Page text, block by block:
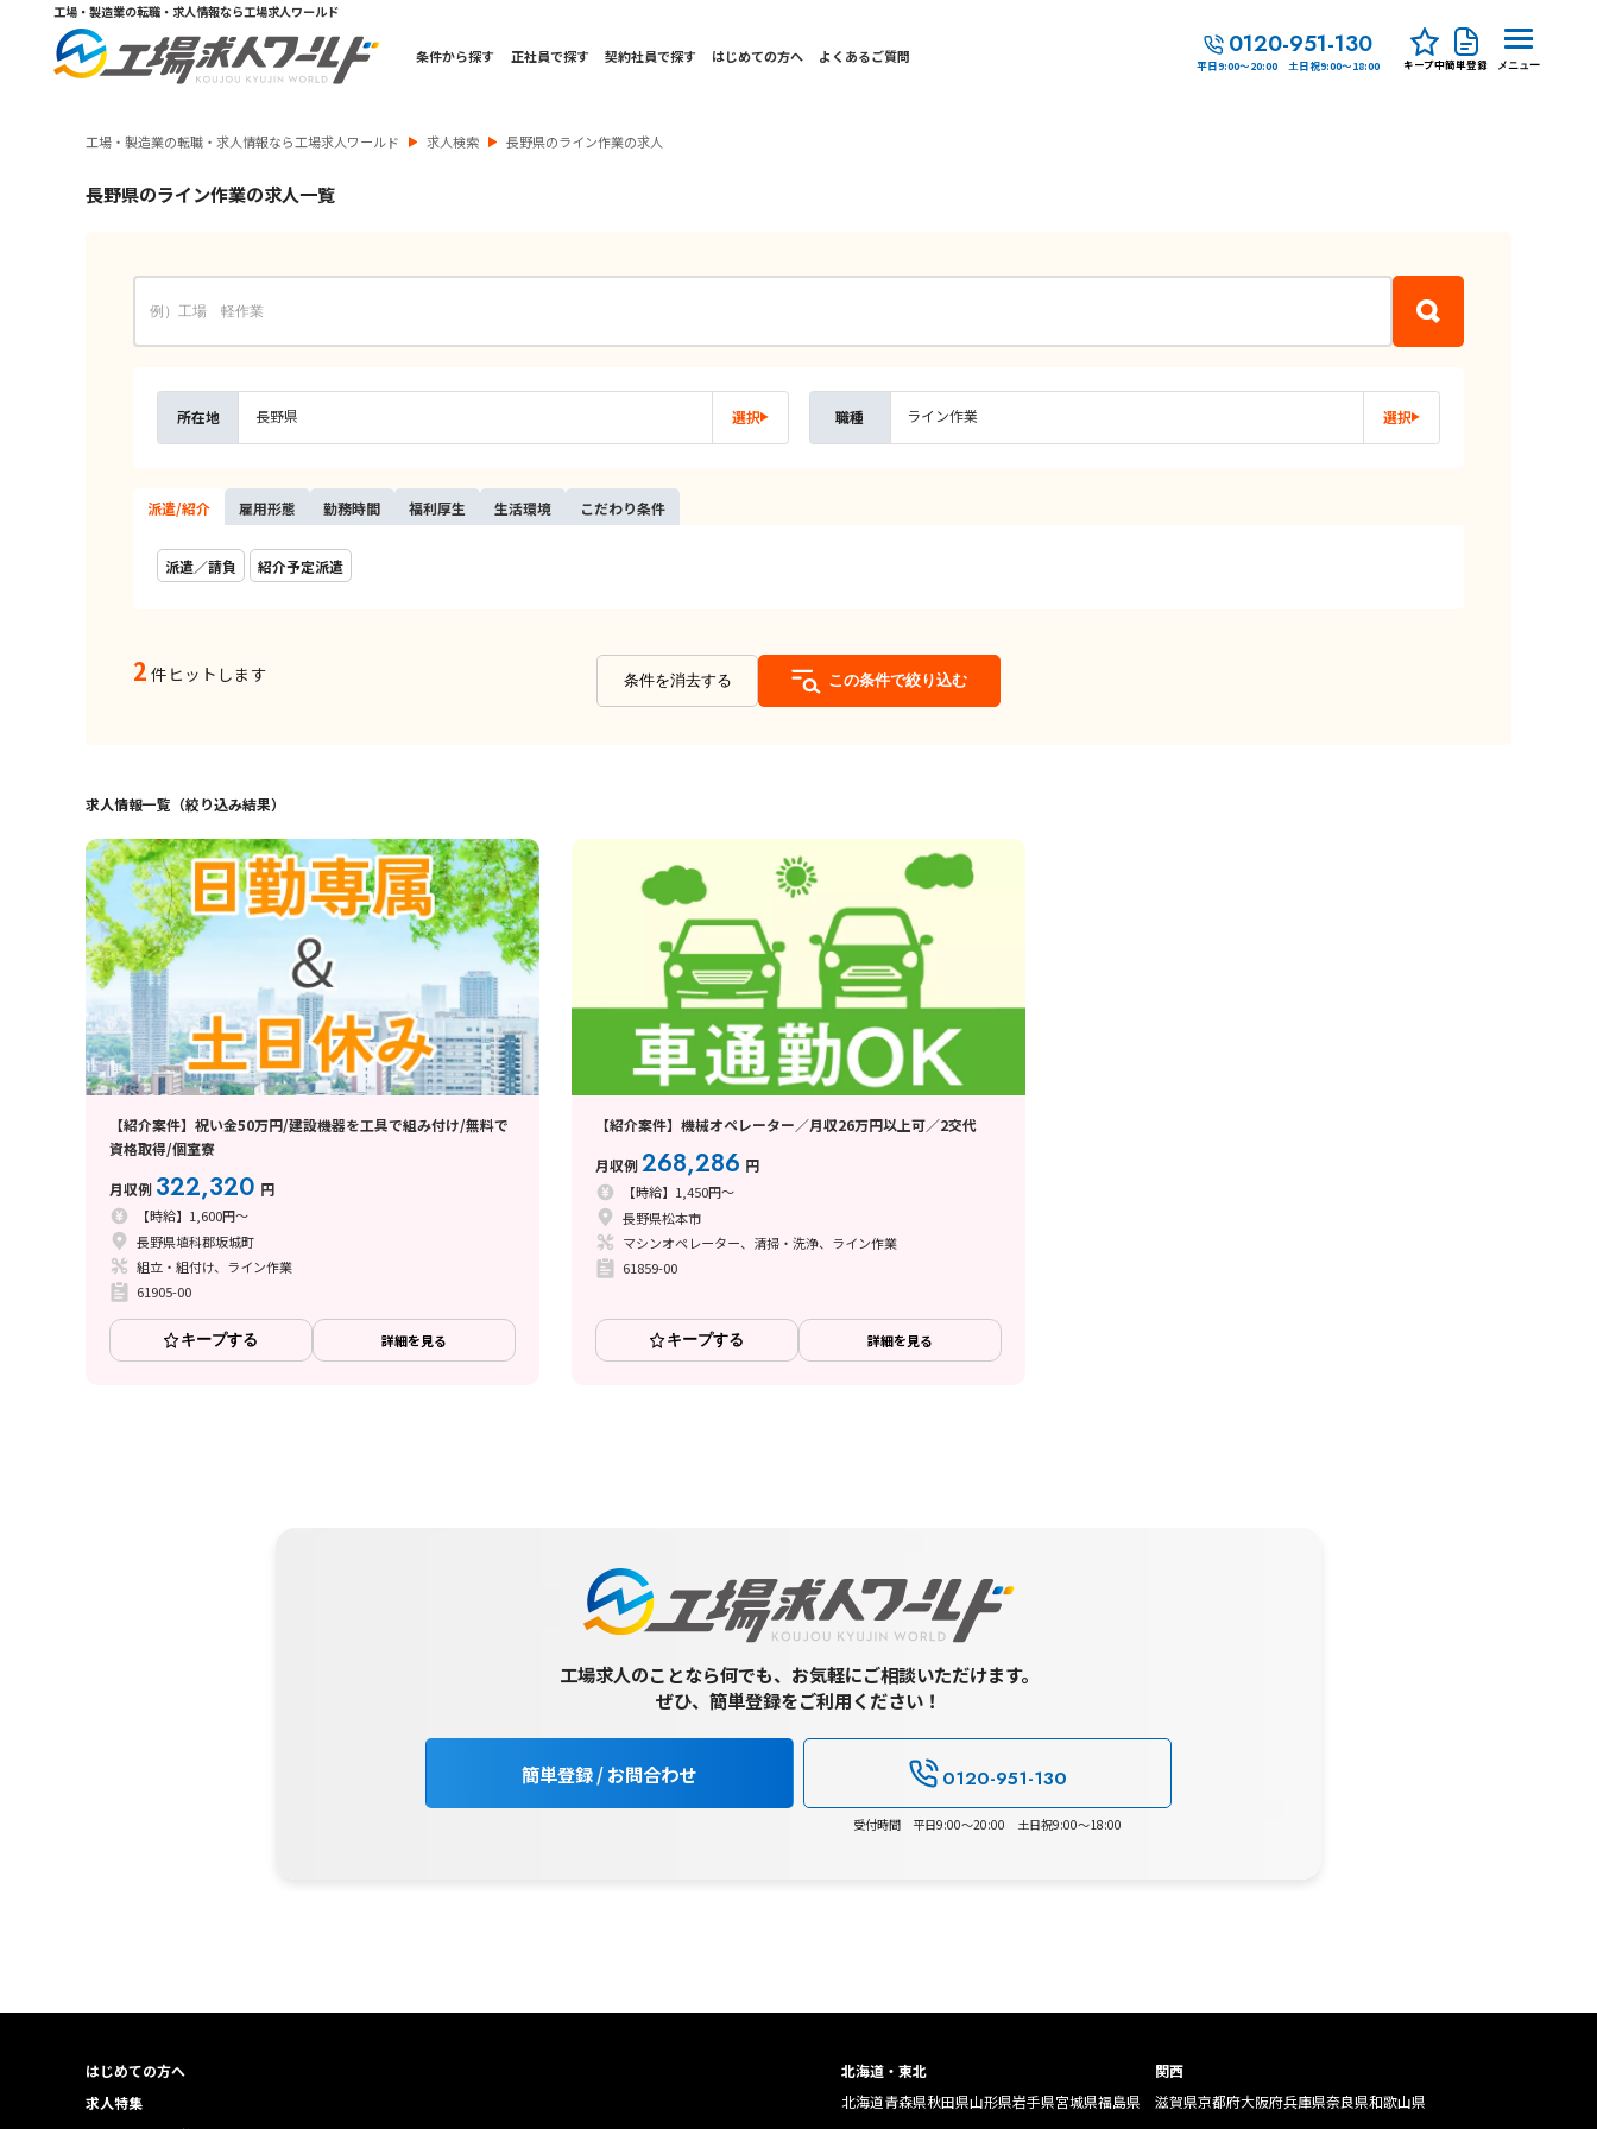
工場・製造業の転職・求人情報なら工場求人ワールド
条件から探す 正社員で探す 契約社員で探す はじめての方へ よくあるご質問 0120-951-130
平日9:00～20:00 土日祝9:00～18:00 キープ中簡単登録 メニュー
工場・製造業の転職・求人情報なら工場求人ワールド 求人検索 長野県のライン作業の求人
長野県のライン作業の求人一覧
所在地 長野県 選択 職種 ライン作業 選択
派遣/紹介 雇用形態 勤務時間 福利厚生 生活環境 こだわり条件
派遣／請負 紹介予定派遣
2 件ヒットします 条件を消去する この条件で絞り込む
求人情報一覧（絞り込み結果）
【紹介案件】祝い金50万円/建設機器を工具で組み付け/無料で
資格取得/個室寮
月収例 322,320 円
【時給】1,600円～
長野県埴科郡坂城町
組立・組付け、ライン作業
61905-00
キープする 詳細を見る
【紹介案件】機械オペレーター／月収26万円以上可／2交代
月収例268,286 円
【時給】1,450円～
長野県松本市
マシンオペレーター、清掃・洗浄、ライン作業
61859-00
キープする 詳細を見る
工場求人のことなら何でも、お気軽にご相談いただけます。
ぜひ、簡単登録をご利用ください！
簡単登録 / お問合わせ 0120-951-130
受付時間 平日9:00～20:00 土日祝9:00～18:00
はじめての方へ
求人特集
北海道・東北
北海道青森県秋田県山形県岩手県宮城県福島県
関西
滋賀県京都府大阪府兵庫県奈良県和歌山県